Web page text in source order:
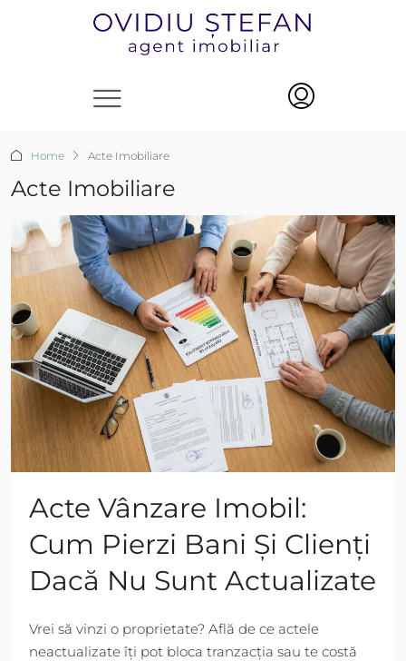
Home Acte Imobiliare
Acte Imobiliare
Acte Vânzare Imobil:
Cum Pierzi Bani Și Clienți
Dacă Nu Sunt Actualizate
Vrei să vinzi o proprietate? Află de ce actele
neactualizate îți pot bloca tranzacția sau te costă